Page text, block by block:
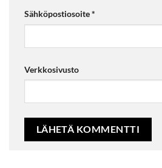
Sähköpostiosoite*
Verkkosivusto